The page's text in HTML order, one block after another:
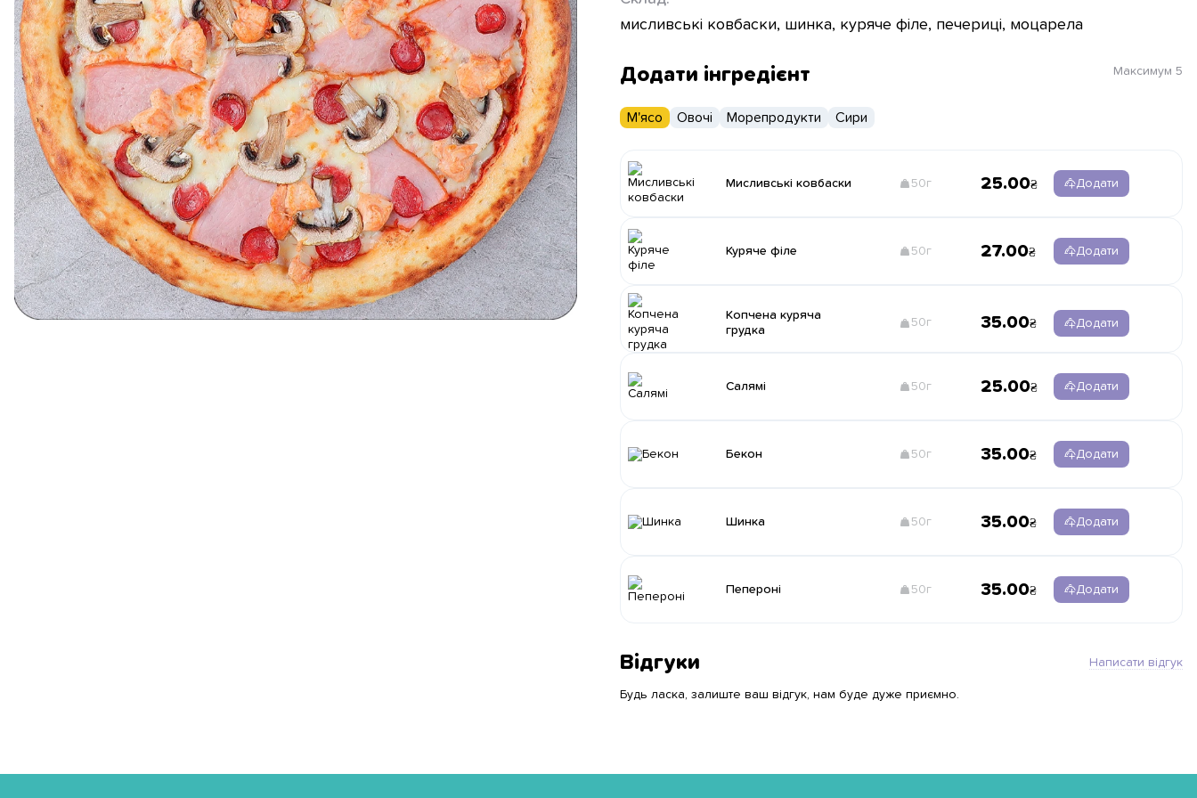
мисливські ковбаски, шинка, куряче філе, печериці, моцарела
Додати інгредієнт Максимум 5
М'ясо Овочі Морепродукти Сири
Мисливські ковбаски 50г 25.00 Додати
Куряче філе 50г 27.00 Додати
Копчена куряча
грудка
50г 35.00 Додати
Салямі 50г 25.00 Додати
Бекон 50г 35.00 Додати
Шинка 50г 35.00 Додати
Пепероні 50г 35.00 Додати
Відгуки Написати відгук
Будь ласка, залиште ваш відгук, нам буде дуже приємно.